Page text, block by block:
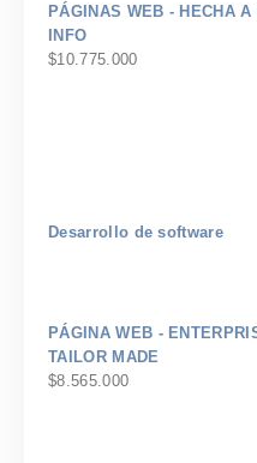
PÁGINAS WEB - HECHA
INFO
$10.775.000
Desarrollo de software
PÁGINA WEB -
TAILOR MADE
$8.565.000